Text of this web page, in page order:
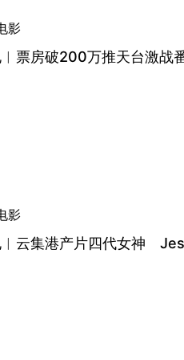
影
票房破200万推天台激战
影
云集港产片四代女神